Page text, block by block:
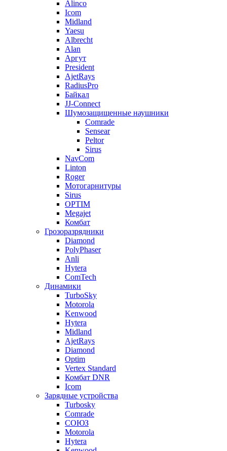
Alinco
Icom
Midland
Yaesu
Albrecht
Alan
Аргут
President
AjetRays
RadiusPro
Байкал
JJ-Connect
Шумозащищенные наушники
Comrade
Sensear
Peltor
Sirus
NavCom
Linton
Roger
Мотогарнитуры
Sirus
OPTIM
Megajet
Комбат
Грозоразрядники
Diamond
PolyPhaser
Anli
Hytera
ComTech
Динамики
TurboSky
Motorola
Kenwood
Hytera
Midland
AjetRays
Diamond
Optim
Vertex Standard
Комбат DNR
Icom
Зарядные устройства
Turbosky
Comrade
СОЮЗ
Motorola
Hytera